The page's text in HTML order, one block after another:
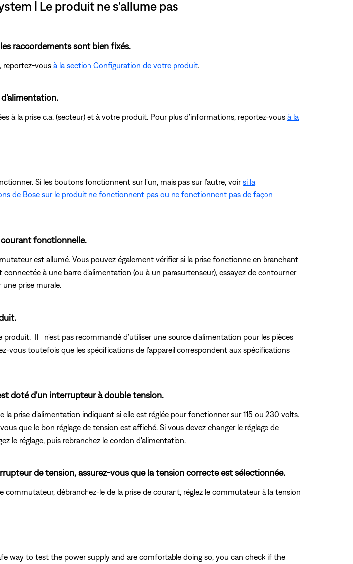
| Le produit ne s'allume pas
raccordements sont bien fixés.
reportez-vous à la section Configuration de votre produit
à la prise c.a. (secteur) et à votre produit. Pour plus d'informations, reportez-vous à la
Si les boutons fonctionnent sur l'un, mais pas sur l'autre, voirsi la
de Bose sur le produit ne fonctionnent pas ou ne fonctionnent pas de façon
courant fonctionnelle.
est allumé. Vous pouvez également vérifier si la prise fonctionne en branchant
à une barre d'alimentation (ou à un parasurtenseur), essayez de contourner
prise murale.
Il n'est pas recommandé d'utiliser une source d'alimentation pour les pièces
vous toutefois que les spécifications de l'appareil correspondent aux spécifications
doté d'un interrupteur à double tension.
prise d'alimentation indiquant si elle est réglée pour fonctionner sur 115 ou 230 volts.
que le bon réglage de tension est affiché. Si vous devez changer le réglage de
le réglage, puis rebranchez le cordon d'alimentation.
de tension, assurez-vous que la tension correcte est sélectionnée.
débranchez-le de la prise de courant, réglez le commutateur à la tension
way to test the power supply and are comfortable doing so, you can check if the